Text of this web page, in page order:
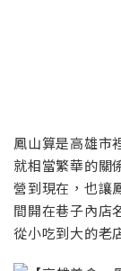
鳳山算是高雄市
就相當繁華的關
營到現在，也讓
間開在巷子內店
從小吃到大的老